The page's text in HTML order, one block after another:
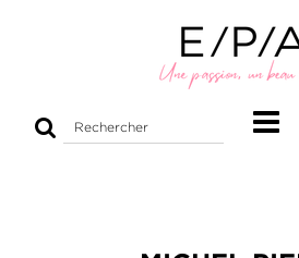
Rechercher